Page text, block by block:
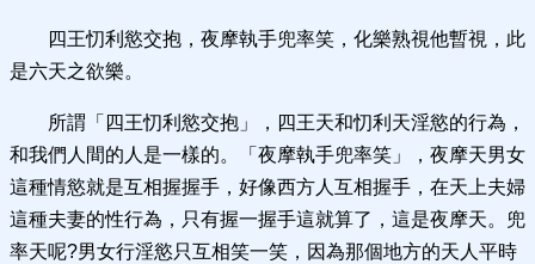
四王忉利慾交抱，夜摩執手兜率笑，化樂熟視他暫視，此
是六天之欲樂。
所謂「四王忉利慾交抱」，四王天和忉利天淫慾的行為，
和我們人間的人是一樣的。「夜摩執手兜率笑」，夜摩天男女
這種情慾就是互相握握手，好像西方人互相握手，在天上夫婦
這種夫妻的性行為，只有握一握手這就算了，這是夜摩天。兜
率天呢?男女行淫慾只互相笑一笑，因為那個地方的天人平時